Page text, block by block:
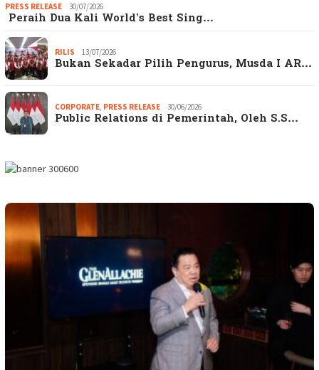
PRESS RELEASE 30/07/2026
Peraih Dua Kali World’s Best Sing…
RILIS 13/07/2026
Bukan Sekadar Pilih Pengurus, Musda I AR…
CORPORATE PRESS RELEASE 30/06/2026
Public Relations di Pemerintah, Oleh S.S…